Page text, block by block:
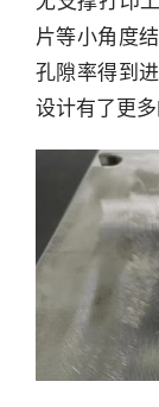
产
数
据
报
片等小角度
孔隙率得到
设计有了更多